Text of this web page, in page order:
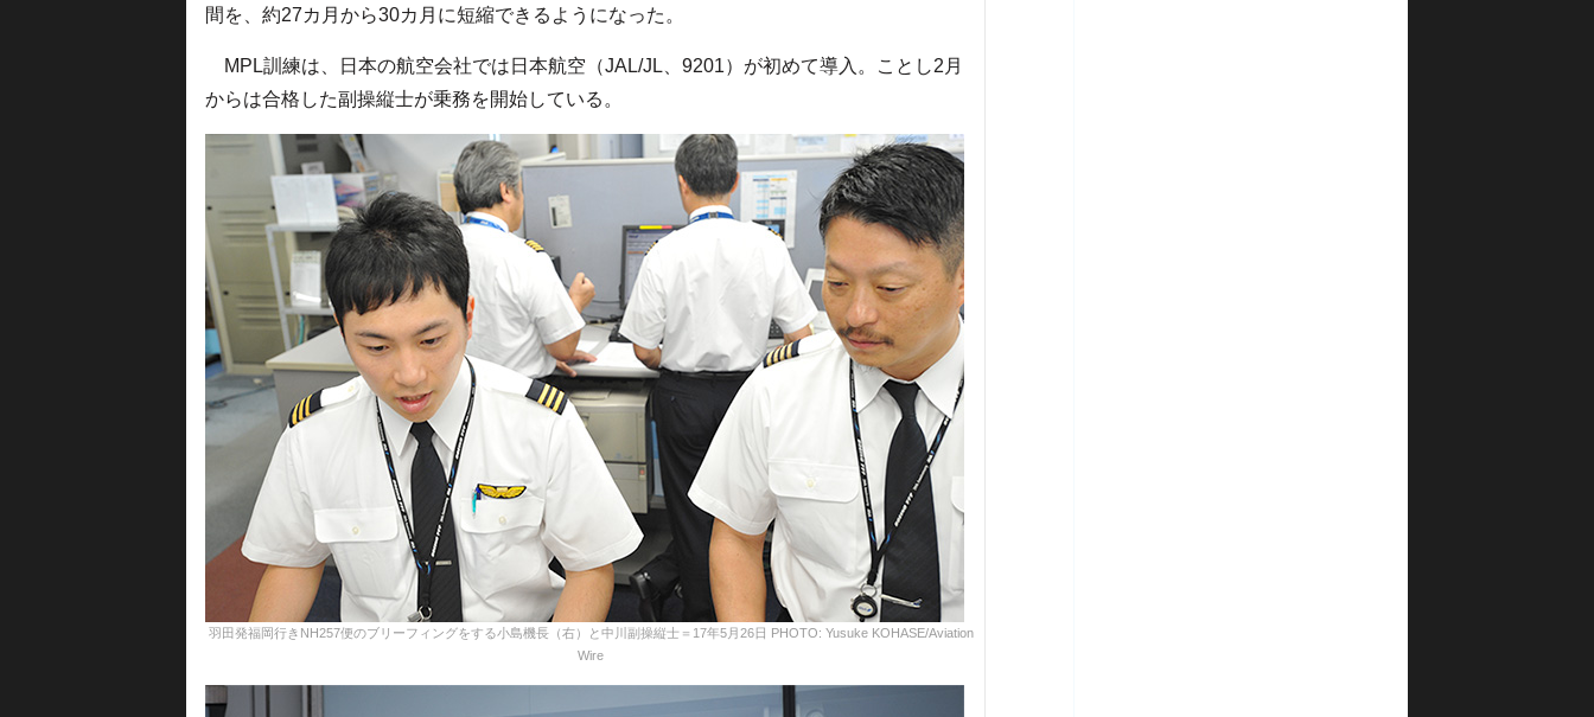
間を、約27カ月から30カ月に短縮できるようになった。
MPL訓練は、日本の航空会社では日本航空（JAL/JL、9201）が初めて導入。ことし2月
からは合格した副操縦士が乗務を開始している。
羽田発福岡行きNH257便のブリーフィングをする小島機長（右）と中川副操縦士＝17年5月26日 PHOTO: Yusuke KOHASE/Aviation
Wire